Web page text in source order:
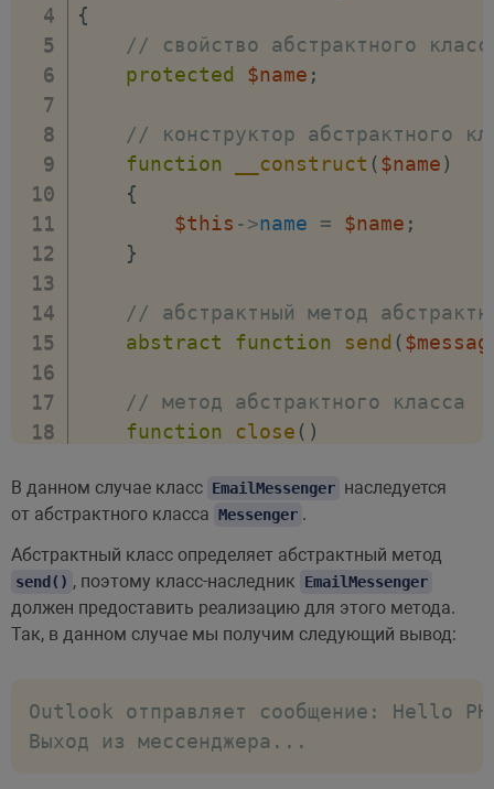
{
// свойство абстрактного
protected
$name ;
// конструктор абстрактного
function
__construct ($name)
{
$this ->name = $name ;
}
// абстрактный метод
abstract
function send (
// метод абстрактного класса
function
close ( )
echo "Выход из
}
}
// класс наследник абстрактного
class EmailMessenger extends
// обязательная реализация
function
$message
В данном случае класс EmailMessenger наследуется
от абстрактного класса Messenger .
Абстрактный класс определяет абстрактный метод
send() , поэтому класс-наследник EmailMessenger
должен предоставить реализацию для этого метода.
Так, в данном случае мы получим следующий вывод:
Outlook отправляет сообщение: Hello
Выход из мессенджера...